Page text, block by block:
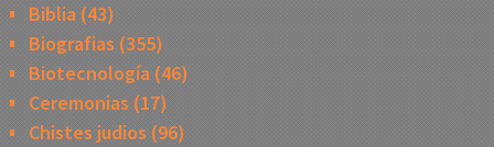
Biblia(43)
Biografias (355)
Biotecnología(46)
Ceremonias (17)
Chistes judios (96)